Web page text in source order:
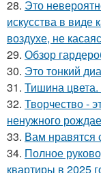
28. Это
искусства в виде
воздухе, не
29. Обзор
30. Это тонкий
31. Тишина
32. Творчество -
ненужного
33. Вам нравятся
34. Полное
квартиры в 2025